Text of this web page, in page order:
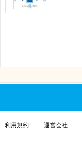
利用規約 運営会社